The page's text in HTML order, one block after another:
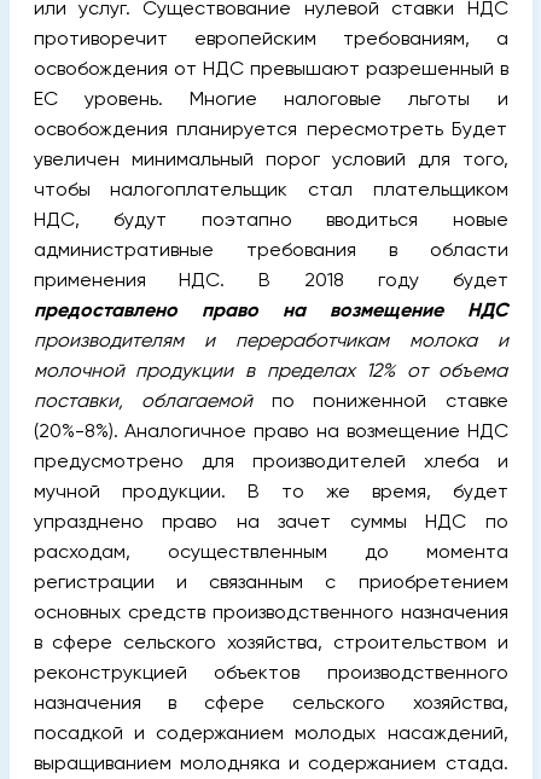
или услуг. Существование нулевой ставки НДС
противоречит европейским требованиям, а
освобождения от НДС превышают разрешенный в
ЕС уровень. Многие налоговые льготы и
освобождения планируется пересмотреть Будет
увеличен минимальный порог условий для того,
чтобы налогоплательщик стал плательщиком
НДС, будут поэтапно вводиться новые
административные требования в области
применения НДС. В 2018 году будет
предоставлено право на возмещение НДС
производителям и переработчикам молока и
молочной продукции в пределах 12% от объема
поставки, облагаемойпо пониженной ставке
(20%-8%). Аналогичное право на возмещение НДС
предусмотрено для производителей хлеба и
мучной продукции. В то же время, будет
упразднено право на зачет суммы НДС по
расходам, осуществленным до момента
регистрации и связанным с приобретением
основных средств производственного назначения
в сфере сельского хозяйства, строительством и
реконструкцией объектов производственного
назначения в сфере сельского хозяйства,
посадкой и содержанием молодых насаждений,
выращиванием молодняка и содержанием стада.